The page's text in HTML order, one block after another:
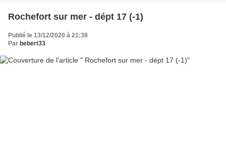
Rochefort sur mer - dépt 17 (-1)
Publié le 13/12/2020 à 21:38
Par bebert33